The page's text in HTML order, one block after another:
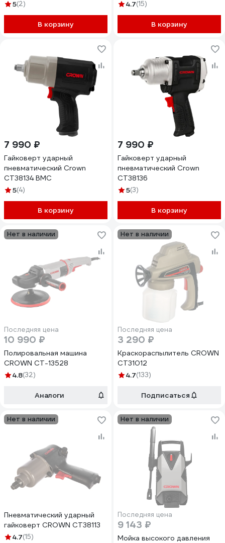
5(2)
В корзину
4.7(15)
В корзину
7 990 ₽
Гайковерт ударный
пневматический Crown
CT38134 BMC
5(4)
В корзину
7 990 ₽
Гайковерт ударный
пневматический Crown
CT38136
5(3)
В корзину
Нет в наличии
Последняя цена
10 990 ₽
Полировальная машина
CROWN CT-13528
4.8(32)
Аналоги
Нет в наличии
Последняя цена
3 290 ₽
Краскораспылитель CROWN
CT31012
4.7(133)
Подписаться
Нет в наличии
Пневматический ударный
гайковерт CROWN CT38113
4.7(15)
Нет в наличии
Последняя цена
9 143 ₽
Мойка высокого давления